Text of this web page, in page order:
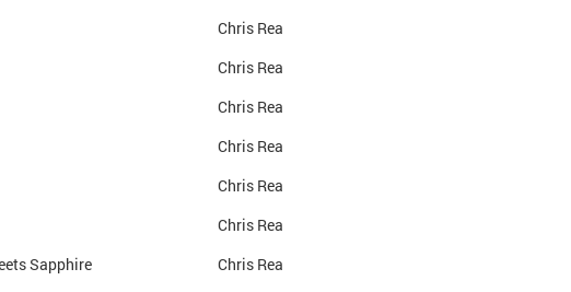
Chris Rea
Chris Rea
Chris Rea
Chris Rea
Chris Rea
Chris Rea
Sapphire
Chris Rea